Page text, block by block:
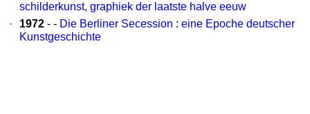
schilderkunst, graphiek der laatste halve eeuw
·
1972 - - Die Berliner Secession : eine Epoche deutscher
Kunstgeschichte